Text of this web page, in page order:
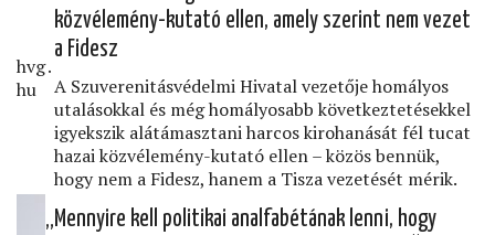
hvg․
hu
közvélemény-kutató ellen, amely szerint nem vezet
a Fidesz
A Szuverenitásvédelmi Hivatal vezetője homályos
utalásokkal és még homályosabb következtetésekkel
igyekszik alátámasztani harcos kirohanását fél tucat
hazai közvélemény-kutató ellen – közös bennük,
hogy nem a Fidesz, hanem a Tisza vezetését mérik.
„Mennyire kell politikai analfabétának lenni, hogy